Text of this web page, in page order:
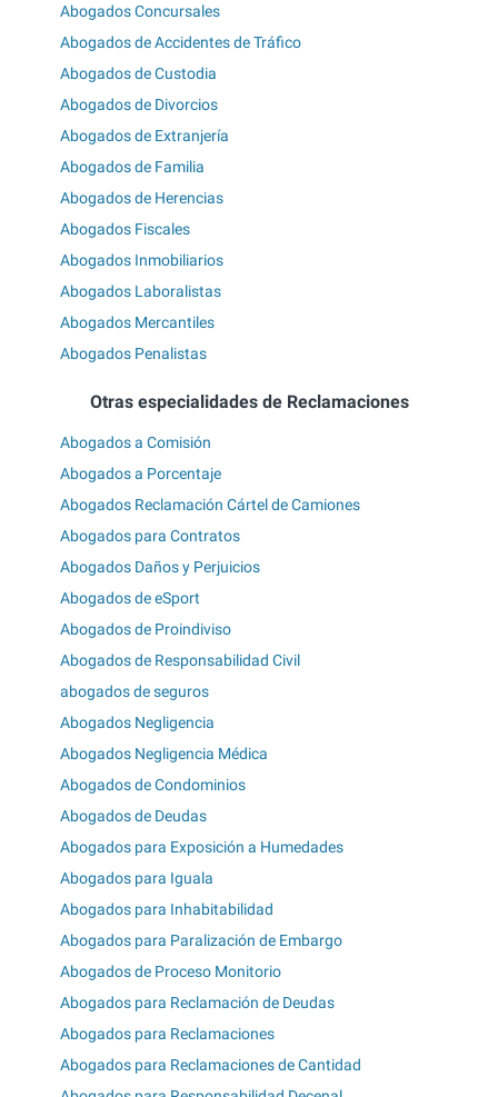
Abogados Concursales
Abogados de Accidentes de Tráfico
Abogados de Custodia
Abogados de Divorcios
Abogados de Extranjería
Abogados de Familia
Abogados de Herencias
Abogados Fiscales
Abogados Inmobiliarios
Abogados Laboralistas
Abogados Mercantiles
Abogados Penalistas
Otras especialidades de Reclamaciones
Abogados a Comisión
Abogados a Porcentaje
Abogados Reclamación Cártel de Camiones
Abogados para Contratos
Abogados Daños y Perjuicios
Abogados de eSport
Abogados de Proindiviso
Abogados de Responsabilidad Civil
abogados de seguros
Abogados Negligencia
Abogados Negligencia Médica
Abogados de Condominios
Abogados de Deudas
Abogados para Exposición a Humedades
Abogados para Iguala
Abogados para Inhabitabilidad
Abogados para Paralización de Embargo
Abogados de Proceso Monitorio
Abogados para Reclamación de Deudas
Abogados para Reclamaciones
Abogados para Reclamaciones de Cantidad